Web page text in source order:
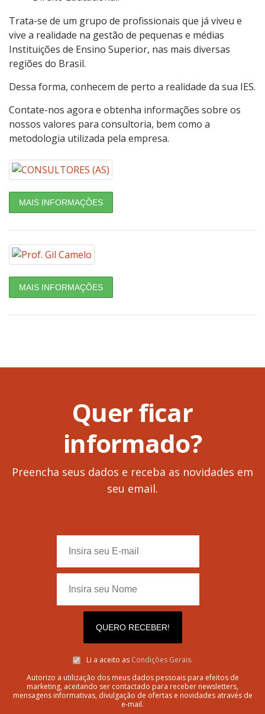
Trata-se de um grupo de profissionais que já viveu e
vive a realidade na gestão de pequenas e médias
Instituições de Ensino Superior, nas mais diversas
regiões do Brasil.
Dessa forma, conhecem de perto a realidade da sua IES.
Contate-nos agora e obtenha informações sobre os
nossos valores para consultoria, bem como a
metodologia utilizada pela empresa.
MAIS INFORMAÇÕES
MAIS INFORMAÇÕES
Quer ficar
informado?
Preencha seus dados e receba as novidades em
seu email.
QUERO RECEBER!
Li a aceito as Condições Gerais.
Autorizo a utilização dos meus dados pessoais para efeitos de
marketing, aceitando ser contactado para receber newsletters,
mensagens informativas, divulgação de ofertas e novidades através de
e-mail.